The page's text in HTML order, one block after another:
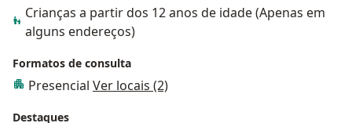
Crianças a partir dos 12 anos de idade (Apenas em
alguns endereços)
Formatos de consulta
Presencial Ver locais (2)
Destaques